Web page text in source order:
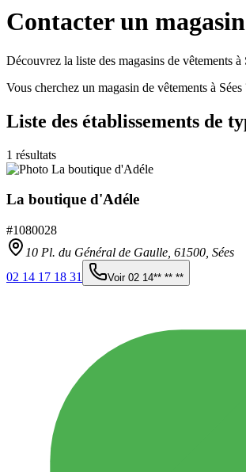
Contacter un
Découvrez la liste des magasins de vêtements
Vous cherchez un magasin de vêtements à
Liste des établissements de
1 résultats
La boutique d'Adéle
#1080028
10 Pl. du Général de Gaulle, 61500 Sées
02 14 17 18 31
Voir 02 14** ** **